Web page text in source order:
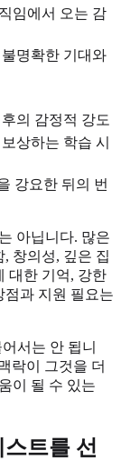
임에서 오는 감
명확한 기대와
의 감정적 강도
상하는 학습 시
강요한 뒤의 번
아닙니다. 많은
창의성, 깊은 집
대한 기억, 강한
점과 지원 필요는
서는 안 됩니
락이 그것을 더
이 될 수 있는
트를 선